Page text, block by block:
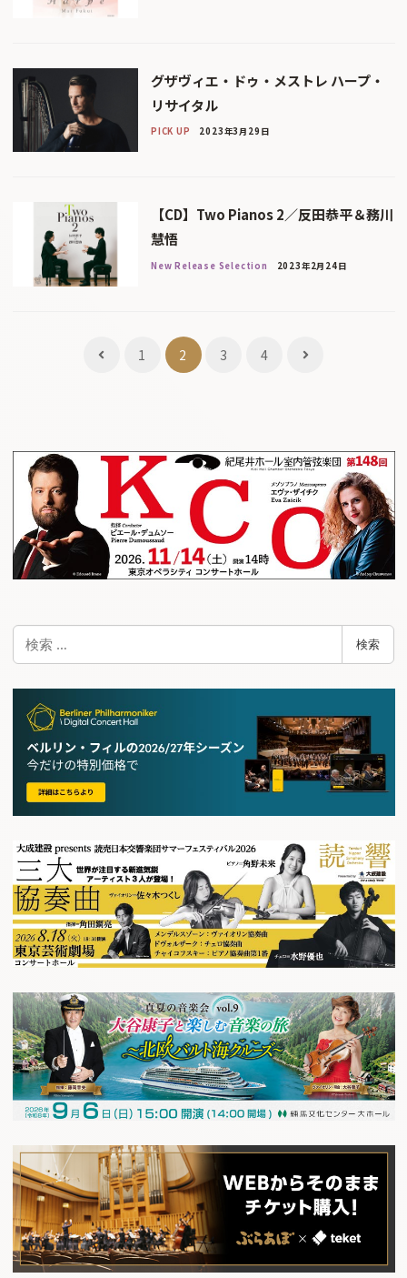
グザヴィエ・ドゥ・メストレ ハープ・
リサイタル
PICK UP 2023年3月29日
【CD】Two Pianos 2／反田恭平＆務川
慧悟
New Release Selection 2023年2月24日
ゲ
ー
ョ
ン
1 2 3 4
検
検索